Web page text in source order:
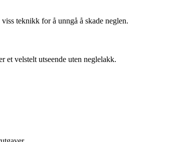
teknikk for å unngå å skade neglen.
et velstelt utseende uten neglelakk.